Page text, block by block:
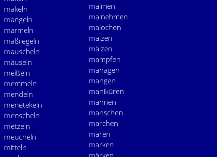
mäkeln
mangeln
marmeln
maßregeln
mauscheln
mäuseln
meißeln
memmeln
mendeln
menetekeln
menscheln
metzeln
meucheln
mitteln
malmen
malnehmen
malochen
malzen
mälzen
mampfen
managen
mangen
maniküren
mannen
manschen
marchen
mären
marken
märken